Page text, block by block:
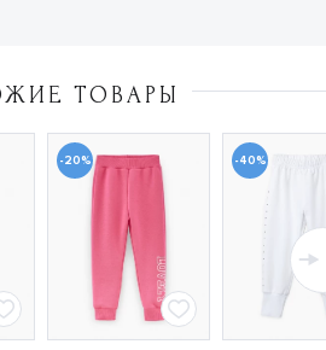
ТОВАРЫ
-20% -40%